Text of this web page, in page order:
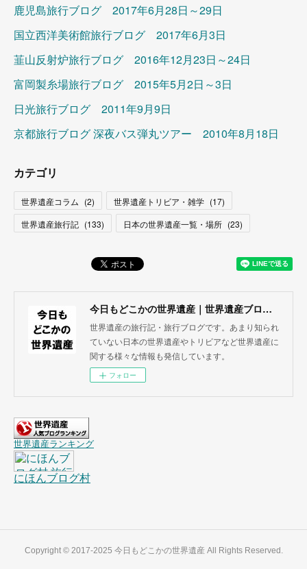
鹿児島旅行ブログ 2017年6月28日～29日
国立西洋美術館旅行ブログ 2017年6月3日
韮山反射炉旅行ブログ 2016年12月23日～24日
富岡製糸場旅行ブログ 2015年5月2日～3日
日光旅行ブログ 2011年9月9日
京都旅行ブログ 深夜バス弾丸ツアー 2010年8月18日
カテゴリ
世界遺産コラム (2) 世界遺産トリビア・雑学 (17)
世界遺産旅行記 (133) 日本の世界遺産一覧・場所 (23)
今日もどこかの世界遺産｜世界遺産ブログ・旅行記
世界遺産の旅行記・旅行ブログです。あまり知られ
ていない日本の世界遺産やトリビアなど世界遺産に
関する様々な情報も発信しています。
フォロー
Copyright © 2017-2025 今日もどこかの世界遺産 All Rights Reserved.